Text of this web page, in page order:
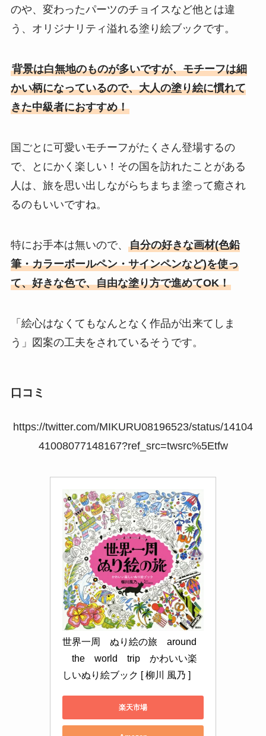
のや、変わったパーツのチョイスなど他とは違
う、オリジナリティ溢れる塗り絵ブックです。
背景は白無地のものが多いですが、モチーフは細
かい柄になっているので、大人の塗り絵に慣れて
きた中級者におすすめ！
国ごとに可愛いモチーフがたくさん登場するの
で、とにかく楽しい！その国を訪れたことがある
人は、旅を思い出しながらちまちま塗って癒され
るのもいいですね。
特にお手本は無いので、 自分の好きな画材(色鉛
筆・カラーボールペン・サインペンなど)を使っ
て、好きな色で、自由な塗り方で進めてOK！
「絵心はなくてもなんとなく作品が出来てしま
う」図案の工夫をされているそうです。
口コミ
https://twitter.com/MIKURU08196523/status/14104
41008077148167?ref_src=twsrc%5Etfw
世界一周　ぬり絵の旅　around
the　world　trip　かわいい楽
しいぬり絵ブック [ 柳川 風乃 ]
楽天市場